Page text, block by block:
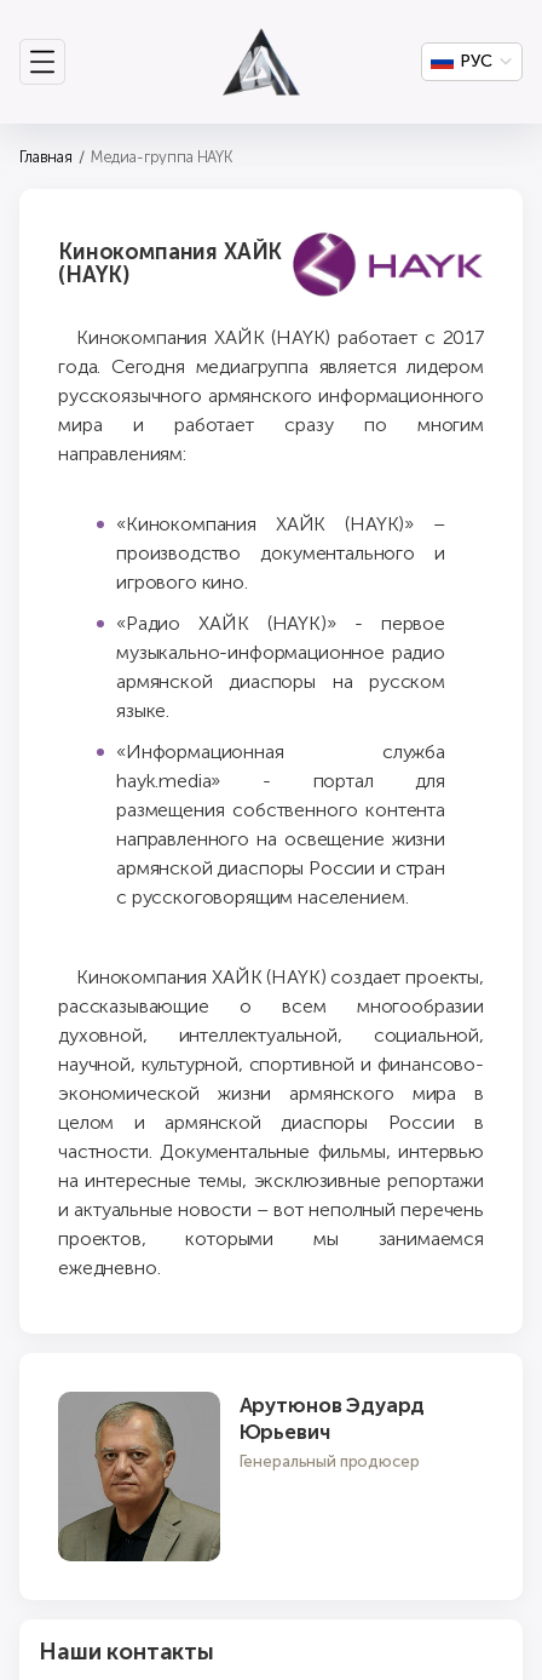
РУС
Главная Медиа-группа HAYK
Кинокомпания ХАЙК
(HAYK)
Кинокомпания ХАЙК (HAYK) работает с 2017
года. Сегодня медиагруппа является лидером
русскоязычного армянского информационного
мира и работает сразу по многим
направлениям:
«Кинокомпания ХАЙК (HAYK)» –
производство документального и
игрового кино.
«Радио ХАЙК (HAYK)» - первое
музыкально-информационное радио
армянской диаспоры на русском
языке.
«Информационная служба
hayk.media» - портал для
размещения собственного контента
направленного на освещение жизни
армянской диаспоры России и стран
с русскоговорящим населением.
Кинокомпания ХАЙК (HAYK) создает проекты,
рассказывающие о всем многообразии
духовной, интеллектуальной, социальной,
научной, культурной, спортивной и финансово-
экономической жизни армянского мира в
целом и армянской диаспоры России в
частности. Документальные фильмы, интервью
на интересные темы, эксклюзивные репортажи
и актуальные новости – вот неполный перечень
проектов, которыми мы занимаемся
ежедневно.
Арутюнов Эдуард
Юрьевич
Генеральный продюсер
Наши контакты